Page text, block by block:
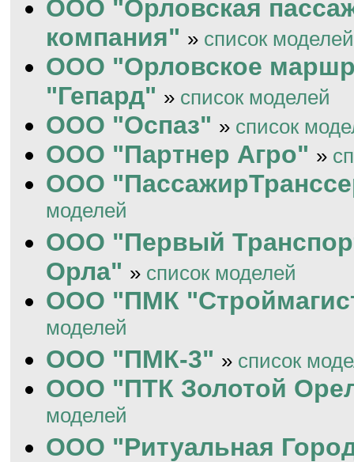
ООО "Орловская
компания" » список моделей
ООО "Орловское
"Гепард" » список моделей
ООО "Оспаз" » список
ООО "Партнер Агро" »
ООО
моделей
ООО "Первый
Орла" » список моделей
ООО "ПМК
моделей
ООО "ПМК-3" » список
ООО "ПТК Золотой
моделей
ООО "Ритуальная